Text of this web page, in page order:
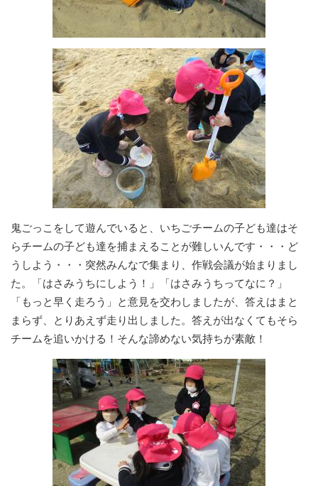
鬼ごっこをして遊んでいると、いちごチームの子ども達はそ
らチームの子ども達を捕まえることが難しいんです・・・ど
うしよう・・・突然みんなで集まり、作戦会議が始まりまし
た。「はさみうちにしよう！」「はさみうちってなに？」
「もっと早く走ろう」と意見を交わしましたが、答えはまと
まらず、とりあえず走り出しました。答えが出なくてもそら
チームを追いかける！そんな諦めない気持ちが素敵！